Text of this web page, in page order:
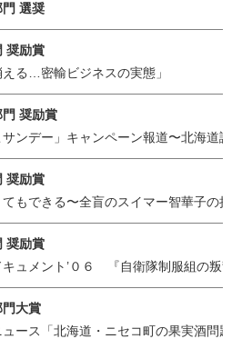
選奨
奨励賞
える…密輸ビジネスの実態」
奨励賞
サンデー」キャンペーン報道〜北海道
奨励賞
てもできる〜全盲のスイマー智華子の
奨励賞
キュメント’０６ 『自衛隊制服組の叛
大賞
ュース「北海道・ニセコ町の果実酒問